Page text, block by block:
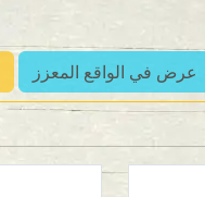
عرض في الواقع المعزز